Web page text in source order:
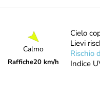
Calmo
Raffiche20 km/h
Cielo
Lievi
Rischio
Indice